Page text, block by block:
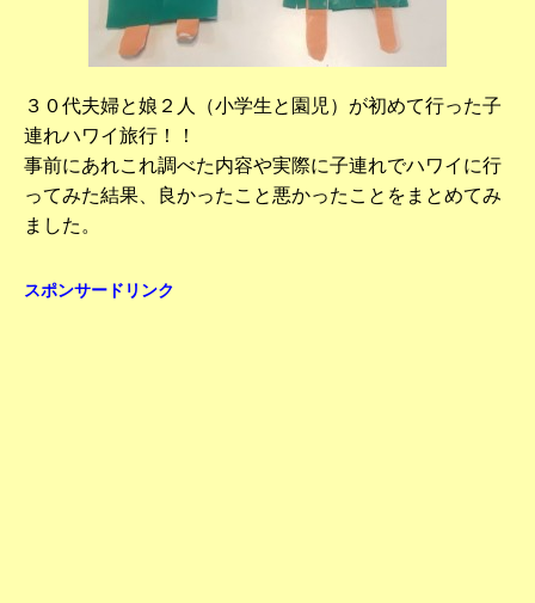
３０代夫婦と娘２人（小学生と園児）が初めて行った子
連れハワイ旅行！！
事前にあれこれ調べた内容や実際に子連れでハワイに行
ってみた結果、良かったこと悪かったことをまとめてみ
ました。
スポンサードリンク